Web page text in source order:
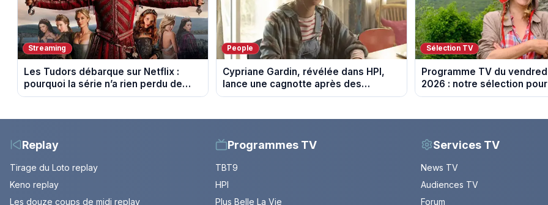
Streaming
Les Tudors débarque sur Netflix :
pourquoi la série n’a rien perdu de
son pouvoir
People
Cypriane Gardin, révélée dans HPI,
lance une cagnotte après des
difficultés financières
Sélection TV
Programme TV du
2026 : notre sélection
soirée télé
Replay
Tirage du Loto replay
Keno replay
Les douze coups de midi replay
Programmes TV
TBT9
HPI
Plus Belle La Vie
Services TV
News TV
Audiences TV
Forum